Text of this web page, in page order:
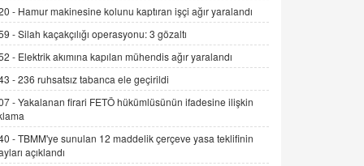
GÖNÜL MENEKŞE
Şifacının Yolu
04.11.2025 12:56
AV. RÜMEYSA ÖZKALE
Önce Arabulucuya Başvuru Şartı
23.09.2023 16:30
- Hamur makinesine kolunu kaptıran işçi ağır yaralandı
-Silah kaçakçılığı operasyonu: 3 gözaltı
- Elektrik akımına kapılan mühendis ağır yaralandı
-236 ruhsatsız tabanca ele geçirildi
-Yakalanan firari FETÖ hükümlüsünün ifadesine ilişkin
-TBMM'ye sunulan 12 maddelik çerçeve yasa teklifinin
açıklandı